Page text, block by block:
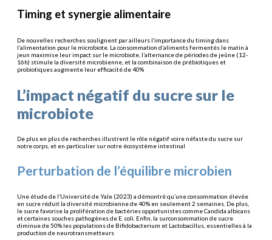
Timing et synergie alimentaire
De nouvelles recherches soulignent par ailleurs l’importance du timing dans
l’alimentation pour le microbiote. La consommation d’aliments fermentés le matin à
jeun maximise leur impact sur le microbiote, l’alternance de périodes de jeûne (12-
16h) stimule la diversité microbienne, et la combinaison de prébiotiques et
probiotiques augmente leur efficacité de 40%
L’impact négatif du sucre sur le
microbiote
De plus en plus de recherches illustrent le rôle négatif voire néfaste du sucre sur
notre corps, et en particulier sur notre écosystème intestinal
Perturbation de l’équilibre microbien
Une étude de l’Université de Yale (2023) a démontré qu’une consommation élevée
en sucre réduit la diversité microbienne de 40% en seulement 2 semaines. De plus,
le sucre favorise la prolifération de bactéries opportunistes comme Candida albicans
et certaines souches pathogènes de E. coli. Enfin, la surconsommation de sucre
diminue de 50% les populations de Bifidobacterium et Lactobacillus, essentielles à la
production de neurotransmetteurs